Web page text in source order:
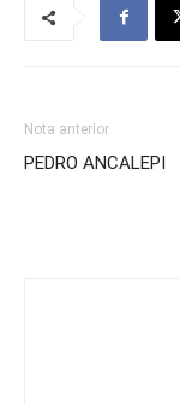
Nota anterior
PEDRO ANCALEPI